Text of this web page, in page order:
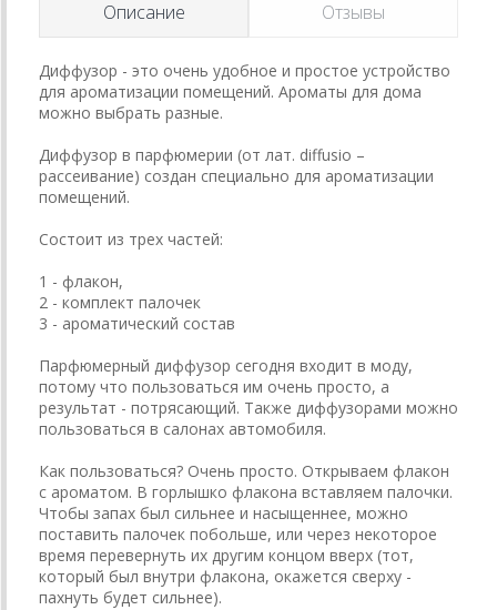
Описание Отзывы
Диффузор - это очень удобное и простое устройство
для ароматизации помещений. Ароматы для дома
можно выбрать разные.
Диффузор в парфюмерии (от лат. diffusio –
рассеивание) создан специально для ароматизации
помещений.
Состоит из трех частей:
1 - флакон,
2 - комплект палочек
3 - ароматический состав
Парфюмерный диффузор сегодня входит в моду,
потому что пользоваться им очень просто, а
результат - потрясающий. Также диффузорами можно
пользоваться в салонах автомобиля.
Как пользоваться? Очень просто. Открываем флакон
с ароматом. В горлышко флакона вставляем палочки.
Чтобы запах был сильнее и насыщеннее, можно
поставить палочек побольше, или через некоторое
время перевернуть их другим концом вверх (тот,
который был внутри флакона, окажется сверху -
пахнуть будет сильнее).